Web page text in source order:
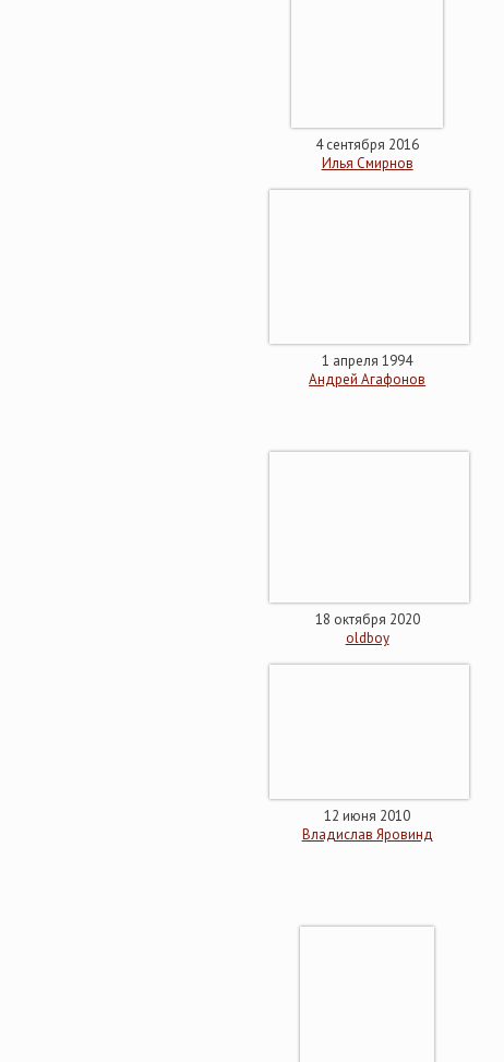
4 сентября 2016
Илья Смирнов
1 апреля 1994
Андрей Агафонов
18 октября 2020
oldboy
12 июня 2010
Владислав Яровинд